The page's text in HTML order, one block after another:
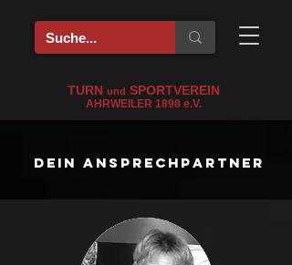
TURN und SPORTVEREIN
AHRWEILER 1898 e.V.
Dein Ansprechpartner